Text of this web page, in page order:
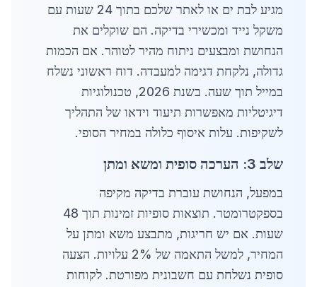
מגיע לבת ים או לאתר שלכם בתוך 24 שעות עם
משקל נייד ומכשירי בדיקה. הם שוקלים את
הנחושת ומבצעים ניתוח מהיר לטוהר. אם הכמות
גדולה, נלקחת דגימה למעבדה. דוח ראשוני נשלח
במייל תוך שעה. בשנת 2026, טכנולוגיות
דיגיטליות מאפשרות תיעוד וידאו של התהליך
לשקיפות. עלות איסוף כלולה במחיר הסופי.
שלב 3: הערכה סופית ומשא ומתן
במפעל, הנחושת עוברת בדיקה מקיפה
בספקטרומטר. תוצאות סופיות זמינות תוך 48
שעות. אם יש חריגות, מתבצע משא ומתן על
המחיר, למשל התאמה של 2% עלויות. הצעה
סופית נשלחת עם חשבונית מפורטת. לקוחות